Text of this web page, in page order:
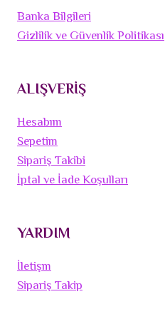
Banka Bilgileri
Gizlilik ve Güvenlik Politikası
ALIŞVERİŞ
Hesabım
Sepetim
Sipariş Takibi
İptal ve İade Koşulları
YARDIM
İletişm
Sipariş Takip